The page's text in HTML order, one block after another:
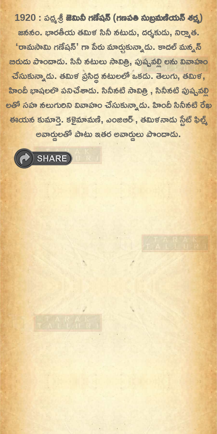
Skip
content
On This Day
Today in History | On This Day | This Day in
History | Today in India | What Happened
Today in India | Charitralo eroju | charitra lo
eroju |
1920 : పద్మశ్రీజెమినీ గణేషన్(గణపతి సుబ్రమణియన్ శర్మ)
జననం. భారతీయ తమిళ సినీ నటుడు, దర్శకుడు, నిర్మాత.
‘రామసామి గణేషన్’ గా పేరు మార్చుకున్నాడు. కాదల్ మన్నన్
బిరుదు పొందాడు. సినీ నటులు సావిత్రి, పుష్పవల్లి లను వివాహం
చేసుకున్నాడు.తమిళ ప్రసిద్ధ నటులలో ఒకడు. తెలుగు, తమిళ,
హిందీ భాషలలొ పనిచేశాడు. సినీనటి సావిత్రి , సినీనటి పుష్పవల్లి
లతో సహ నలుగురిని వివాహం చేసుకున్నాడు. హిందీ సినీనటి రేఖ
ఈయన కుమార్తె. కళైమామణి, ఎంజిఆర్ , తమిళనాడు స్టేట్ ఫిల్మ్
అవార్డులతో పాటు ఇతర అవార్డులు పొందాడు.